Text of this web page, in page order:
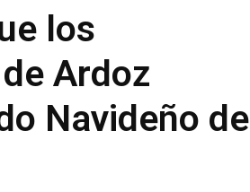
los
Ardoz
Navideño de